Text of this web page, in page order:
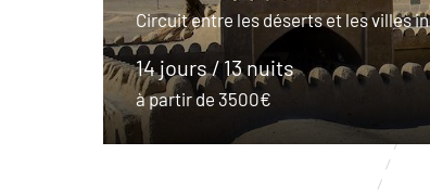
Circuit entre les déserts et les villes
14 jours / 13 nuits
à partir de 3500€